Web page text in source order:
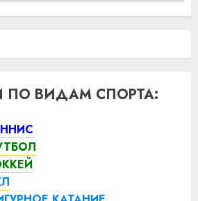
ПО ВИДАМ СПОРТА: